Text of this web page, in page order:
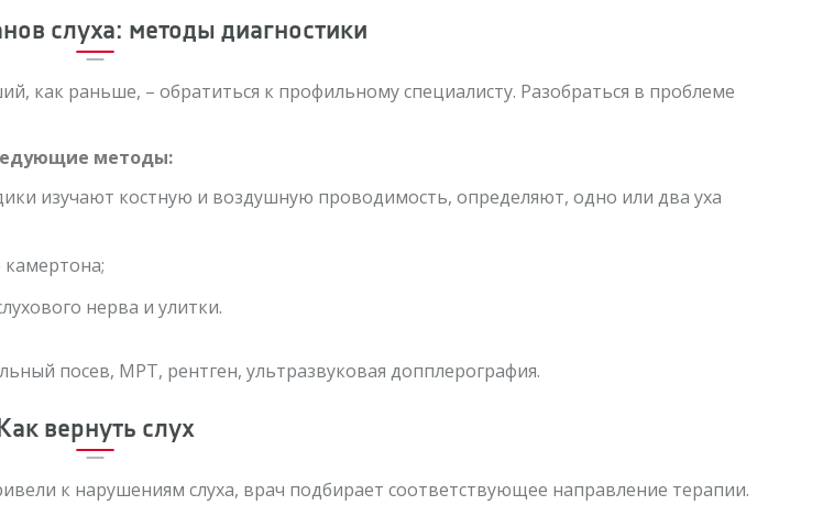
слуха: методы диагностики
как раньше, – обратиться к профильному специалисту. Разобраться в проблеме
методы:
изучают костную и воздушную проводимость, определяют, одно или два уха
нерва и улитки.
посев, МРТ, рентген, ультразвуковая допплерография.
Как вернуть слух
к нарушениям слуха, врач подбирает соответствующее направление терапии.